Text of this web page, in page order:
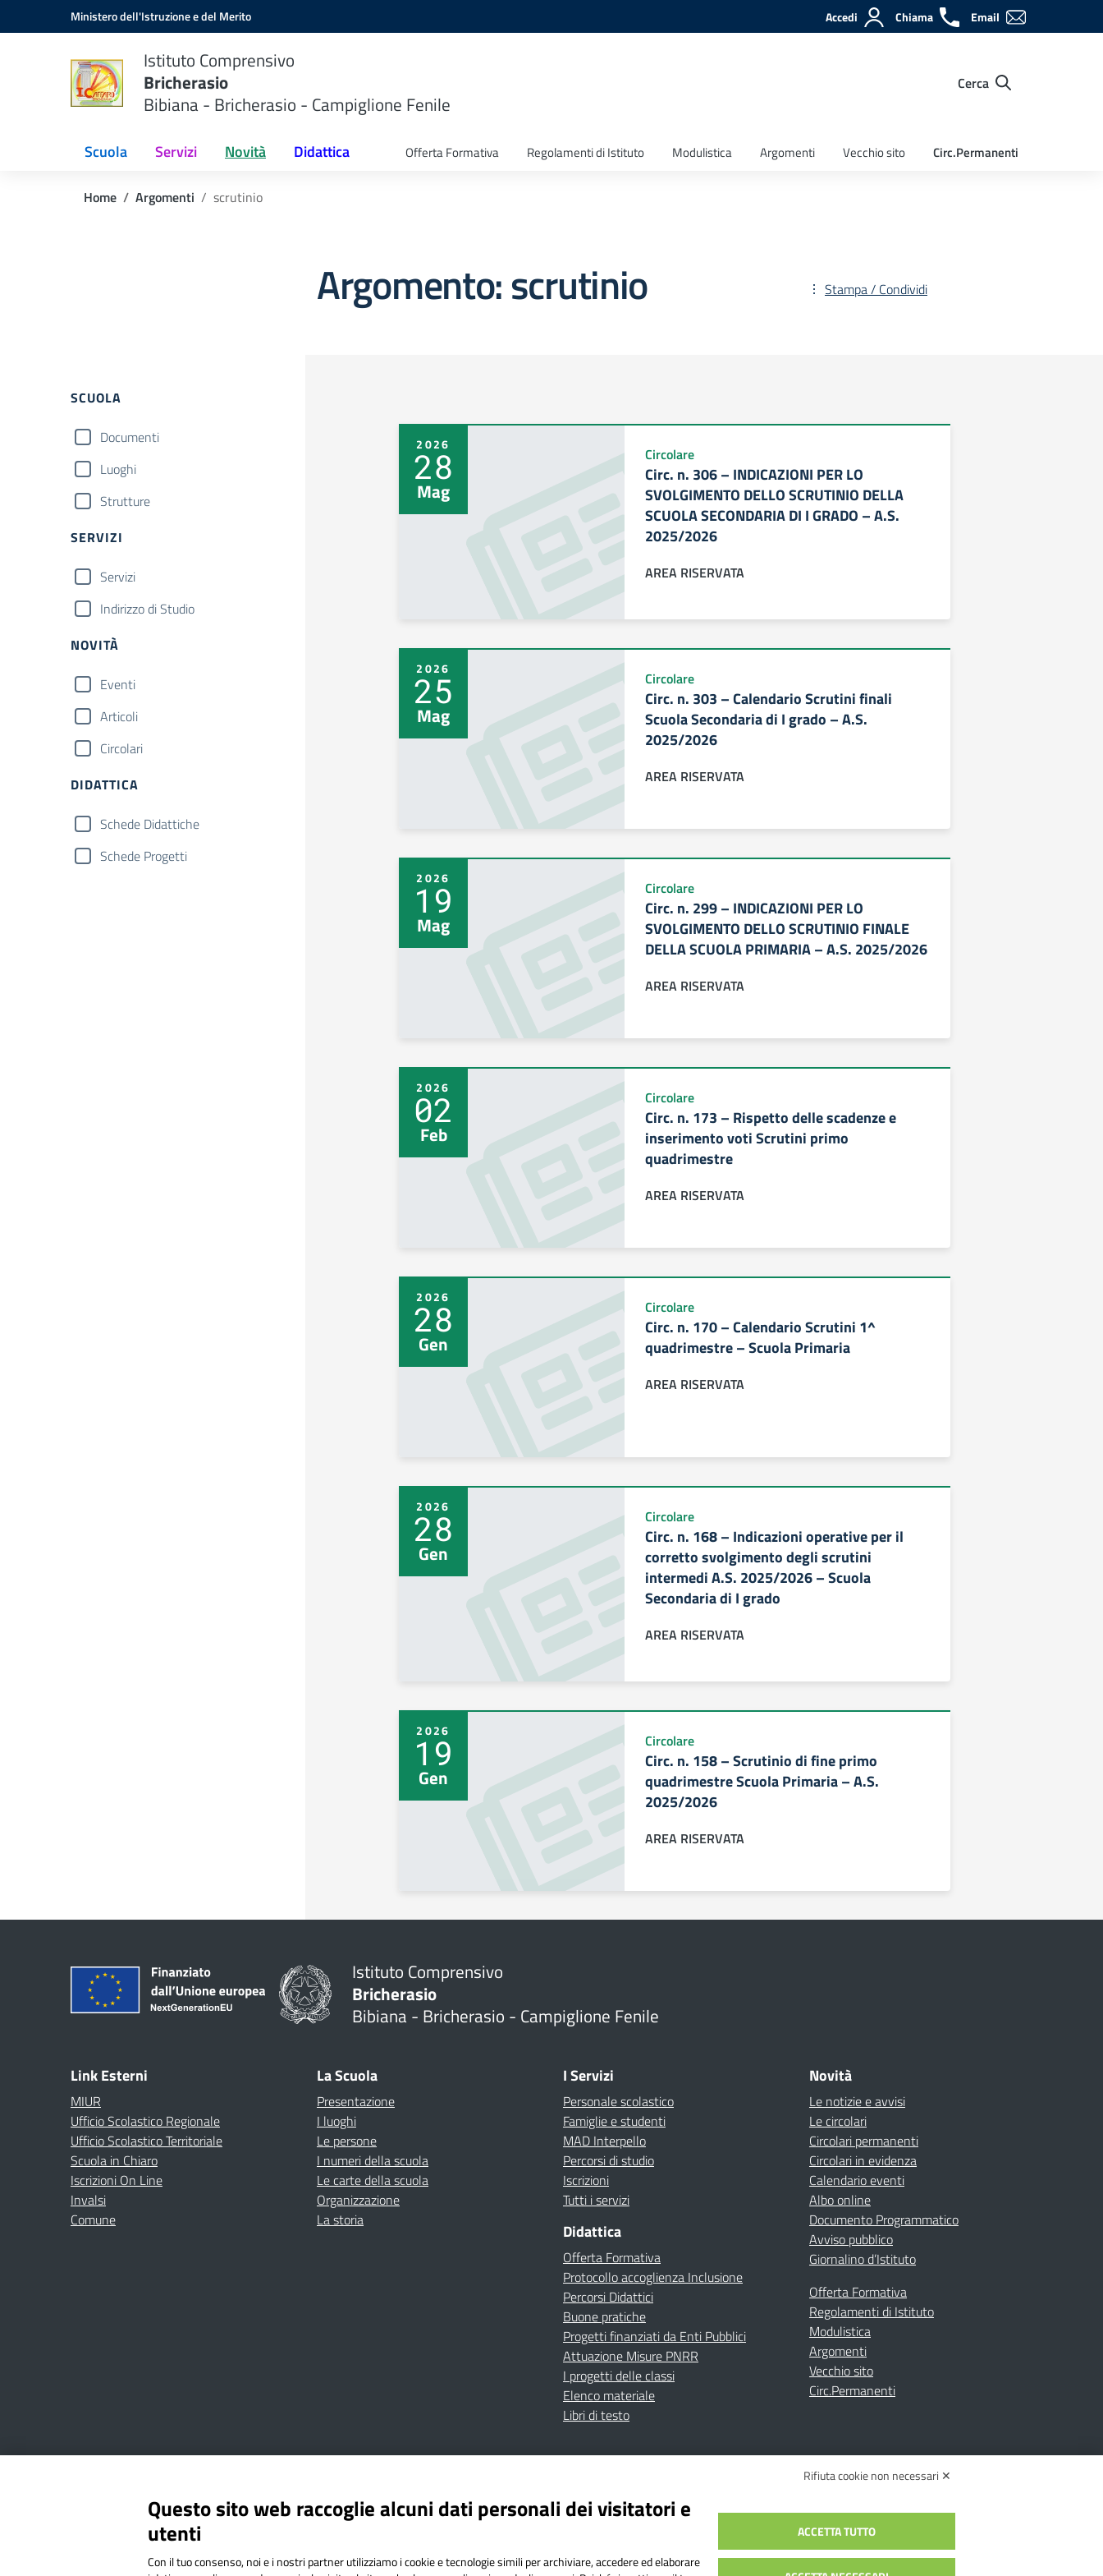
Vai ai contenuti
Vai al menu di navigazioneMinistero dell'Istruzione e del Merito Accedi Chiama Email
Istituto Comprensivo
Bricherasio
Bibiana - Bricherasio - Campiglione Fenile
Cerca
Scuola Servizi Novità Didattica Offerta Formativa Regolamenti di Istituto Modulistica Argomenti Vecchio sito Circ.Permanenti
Home Argomenti scrutinio
Argomento: scrutinio Stampa / Condividi
SCUOLA
Documenti
Luoghi
Strutture
SERVIZI
Servizi
Indirizzo di Studio
NOVITÀ
Eventi
Articoli
Circolari
DIDATTICA
Schede Didattiche
Schede Progetti
2026
28
Mag
Circolare
Circ. n. 306 – INDICAZIONI PER LO
SVOLGIMENTO DELLO SCRUTINIO DELLA
SCUOLA SECONDARIA DI I GRADO – A.S.
2025/2026
AREA RISERVATA
2026
25
Mag
Circolare
Circ. n. 303 – Calendario Scrutini finali
Scuola Secondaria di I grado – A.S.
2025/2026
AREA RISERVATA
2026
19
Mag
Circolare
Circ. n. 299 – INDICAZIONI PER LO
SVOLGIMENTO DELLO SCRUTINIO FINALE
DELLA SCUOLA PRIMARIA – A.S. 2025/2026
AREA RISERVATA
2026
02
Feb
Circolare
Circ. n. 173 – Rispetto delle scadenze e
inserimento voti Scrutini primo
quadrimestre
AREA RISERVATA
2026
28
Gen
Circolare
Circ. n. 170 – Calendario Scrutini 1^
quadrimestre – Scuola Primaria
AREA RISERVATA
2026
28
Gen
Circolare
Circ. n. 168 – Indicazioni operative per il
corretto svolgimento degli scrutini
intermedi A.S. 2025/2026 – Scuola
Secondaria di I grado
AREA RISERVATA
2026
19
Gen
Circolare
Circ. n. 158 – Scrutinio di fine primo
quadrimestre Scuola Primaria – A.S.
2025/2026
AREA RISERVATA
Istituto Comprensivo
Bricherasio
Bibiana - Bricherasio - Campiglione Fenile
Link Esterni
MIUR
Ufficio Scolastico Regionale
Ufficio Scolastico Territoriale
Scuola in Chiaro
Iscrizioni On Line
Invalsi
Comune
La Scuola
Presentazione
I luoghi
Le persone
I numeri della scuola
Le carte della scuola
Organizzazione
La storia
I Servizi
Personale scolastico
Famiglie e studenti
MAD Interpello
Percorsi di studio
Iscrizioni
Tutti i servizi
Didattica
Offerta Formativa
Protocollo accoglienza Inclusione
Percorsi Didattici
Buone pratiche
Progetti finanziati da Enti Pubblici
Attuazione Misure PNRR
I progetti delle classi
Elenco materiale
Libri di testo
Novità
Le notizie e avvisi
Le circolari
Circolari permanenti
Circolari in evidenza
Calendario eventi
Albo online
Documento Programmatico
Avviso pubblico
Giornalino d’Istituto
Offerta Formativa
Regolamenti di Istituto
Modulistica
Argomenti
Vecchio sito
Circ.Permanenti
Amministrazione TrasparenteAlbo onlinePrivacy PolicyDichiarazione di accessibilitàContattiNote Legali
Via Cesare Bollea n. 3 - 10064 Bricherasio (TO) | P.E.O.: toic84200d@istruzione.it | P.E.C.: toic84200d@pec.istruzione.it
Codice Fiscale: 94544620019 | Cod. Meccanografico: TOIC84200D | Codice IPA: istsc_toic84200d | Codice Univoco: UFYI9M
Rifiuta cookie non necessari ✕
Questo sito web raccoglie alcuni dati personali dei visitatori e
utenti
Con il tuo consenso, noi e i nostri partner utilizziamo i cookie e tecnologie simili per archiviare, accedere ed elaborare
ACCETTA TUTTO